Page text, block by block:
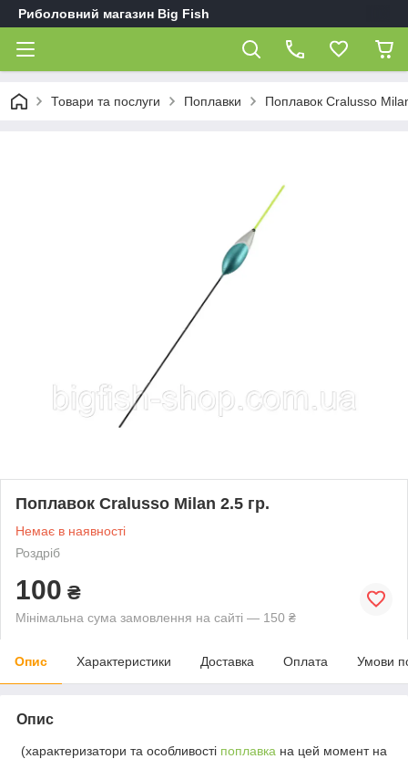
Риболовний магазин Big Fish
Товари та послуги Поплавки Поплавок Cralusso
Поплавок Cralusso Milan 2.5 гр.
Немає в наявності
Роздріб
100 ₴
Мінімальна сума замовлення на сайті — 150 ₴
Опис Характеристики Доставка Оплата Умови
Опис
(характеризатори та особливості поплавка на цей момент на